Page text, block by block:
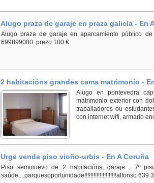
Alugo praza de garaje en praza galicia - En
Alugo praza de garaje en aparcamiento público
699899080. prezo 100 €
2 habitacións grandes cama matrimonio -
Alugo en pontevedra
matrimonio exterior con
traballadores ou
con internet wifi, armario
Urge venda piso vioño-urbis - En A Coruña
Piso seminuevo de 2 habitacións, garaje , 7º
saúde....parquesoportunidade!!!!!!!!!!!!!!!!!!!!!alfonso 639